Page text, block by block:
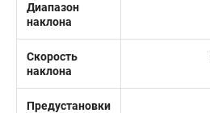
Диапазон
наклона
Скорость
наклона
Предустановки